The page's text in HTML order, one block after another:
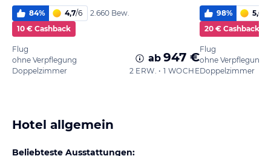
84% 4,7/6
2.660 Bew.
10 € Cashback
Flug
ohne Verpflegung
Doppelzimmer
ab 947 €
2 ERW. • 1 WOCHE
98% 5,6
20 € Cashback
Flug
ohne Verpflegung
Doppelzimmer
Hotel allgemein
Beliebteste Ausstattungen: